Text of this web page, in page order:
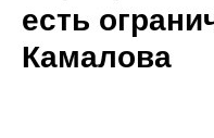
есть
Камалова